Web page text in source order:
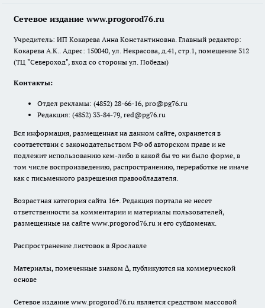
Сетевое издание www.progorod76.ru
Учредитель: ИП Кокарева Анна Константиновна. Главный редактор:
Кокарева А.К.. Адрес: 150040, ул. Некрасова, д.41, стр.1, помещение 312
(ТЦ "Североход", вход со стороны ул. Победы)
Контакты:
Отдел рекламы: (4852) 28-66-16, pro@pg76.ru
Редакция: (4852) 33-84-79, red@pg76.ru
Вся информация, размещенная на данном сайте, охраняется в
соответствии с законодательством РФ об авторском праве и не
подлежит использованию кем-либо в какой бы то ни было форме, в
том числе воспроизведению, распространению, переработке не иначе
как с письменного разрешения правообладателя.
Возрастная категория сайта 16+. Редакция портала не несет
ответственности за комментарии и материалы пользователей,
размещенные на сайте www.progorod76.ru и его субдоменах.
Распространение листовок в Ярославле
Материалы, помеченные знаком ∆, публикуются на коммерческой
основе
Сетевое издание www.progorod76.ru является средством массовой